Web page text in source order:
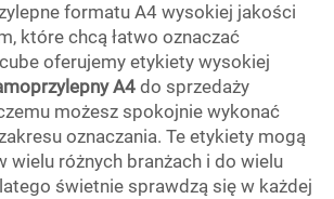
formatu A4 wysokiej jakości
które chcą łatwo oznaczać
oferujemy etykiety wysokiej
A4do sprzedaży
możesz spokojnie wykonać
oznaczania. Te etykiety mogą
wielu różnych branżach i do wielu
świetnie sprawdzą się w każdej